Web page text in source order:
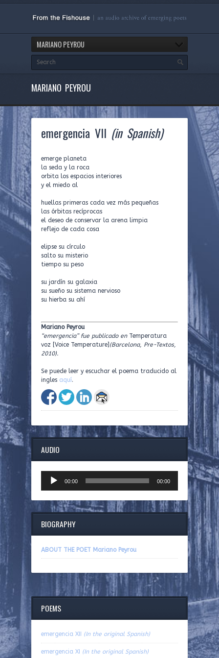
MARIANO PEYROU
MARIANO PEYROU
emergencia VII (in Spanish)
emerge planeta
la seda y la roca
orbita los espacios interiores
y el miedo al
huellas primeras cada vez más pequeñas
las órbitas recíprocas
el deseo de conservar la arena limpia
reflejo de cada cosa
elipse su círculo
salto su misterio
tiempo su peso
su jardín su galaxia
su sueño su sistema nervioso
su hierba su ahí
Mariano Peyrou
“emergencia” fue publicado enTemperatura
voz [Voice Temperature] (Barcelona, Pre-Textos,
2010).
Se puede leer y escuchar el poema traducido al
ingles aquí.
AUDIO
Player
00:00 00:00
BIOGRAPHY
ABOUT THE POET Mariano Peyrou
POEMS
emergencia XII (In the original Spanish)
emergencia XI (In the original Spanish)